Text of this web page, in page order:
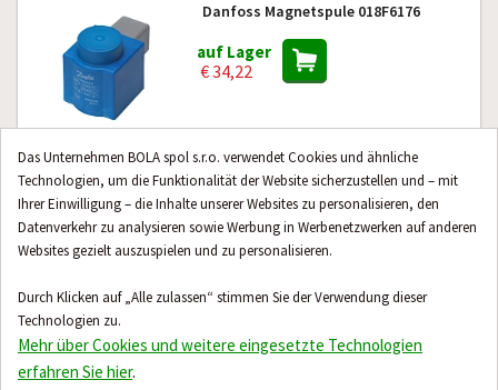
Das Unternehmen BOLA spol s.r.o. verwendet Cookies und ähnliche
Technologien, um die Funktionalität der Website sicherzustellen und – mit
Ihrer Einwilligung – die Inhalte unserer Websites zu personalisieren, den
Datenverkehr zu analysieren sowie Werbung in Werbenetzwerken auf anderen
Websites gezielt auszuspielen und zu personalisieren.
Durch Klicken auf „Alle zulassen“ stimmen Sie der Verwendung dieser
Technologien zu.
Mehr über Cookies und weitere eingesetzte Technologien
erfahren Sie hier.
Danfoss Magnetspule 018F6176
auf Lager
€ 34,22
Membran-Druckminderer mit
Manometer Honeywell D06F-3/4AM
DN 20
€ 77,80